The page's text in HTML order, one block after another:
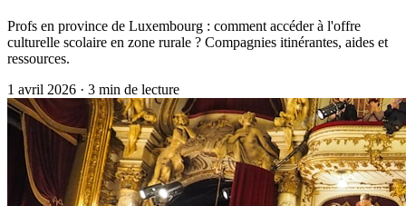
Profs en province de Luxembourg : comment accéder à l'offre
culturelle scolaire en zone rurale ? Compagnies itinérantes, aides et
ressources.
1 avril 2026 · 3 min de lecture